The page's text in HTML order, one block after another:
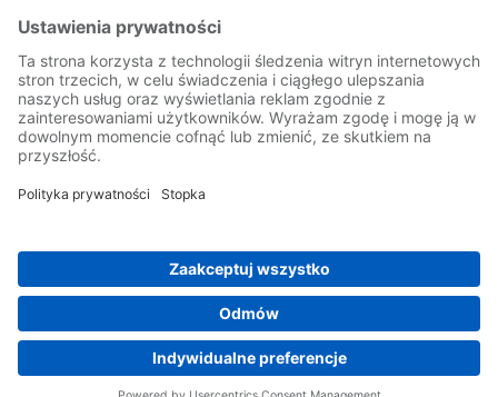
Kariera
Bądź z nami na bieżąco
Ogólne warunki dostaw i płatności
Stopka redakcyjna
Polityka prywatności
Cookie Choices
Whistleblowing